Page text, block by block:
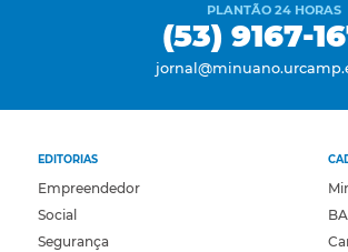
PLANTÃO 24 HORAS
(53) 9167-
EDITORIAS
Empreendedor
Social
Segurança